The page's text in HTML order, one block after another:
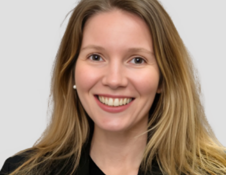
DOCENTES E INVESTIGADORES
COMUNIDADE
KNOWLEDGE CENTERS